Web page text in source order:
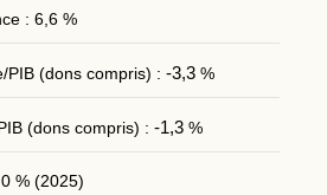
: 6,6 %
PIB (dons compris) : -3,3%
(dons compris) : -1,3%
% (2025)